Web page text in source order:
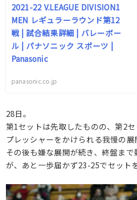
2021-22 V.LEAGUE DIVISION1
MEN レギュラーラウンド第12
戦 | 試合結果詳細 | バレーボー
ル | パナソニック スポーツ |
Panasonic
panasonic.co.jp
28日。
第1セットは先取したものの、第2
プレッシャーをかけられる我慢の展
その後も嫌な展開が続き、終盤ま
が、あと一歩届かず23-25でセット